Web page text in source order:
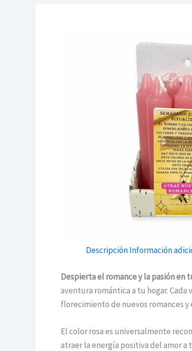
DescripciónInformación
Despierta el romance y la pasión en
aventura romántica a tu hogar.
florecimiento de nuevos romances
El color rosa es universalmente
atraer la energía positiva del amor a